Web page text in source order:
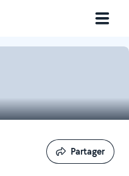
Partager
Partager